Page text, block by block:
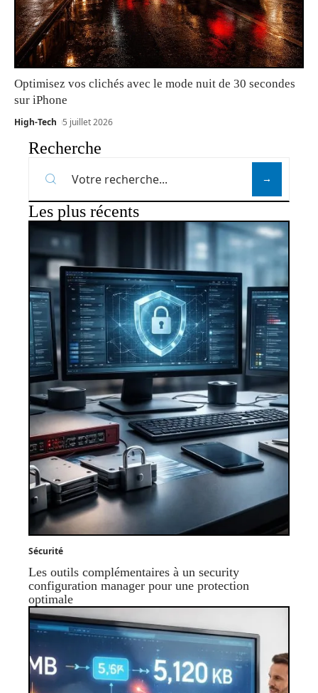
Optimisez vos clichés avec le mode nuit de 30 secondes
sur iPhone
High-Tech 5 juillet 2026
Recherche
Les plus récents
Sécurité
Les outils complémentaires à un security
configuration manager pour une protection
optimale